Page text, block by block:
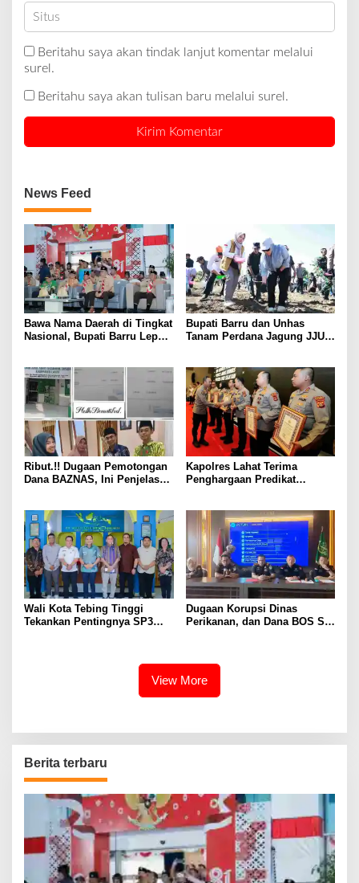
Beritahu saya akan tindak lanjut komentar melalui
surel.
Beritahu saya akan tulisan baru melalui surel.
News Feed
Bawa Nama Daerah di Tingkat
Nasional, Bupati Barru Lepas
Bupati Barru dan Unhas
Tanam Perdana Jagung JJUH,
Ribut.!! Dugaan Pemotongan
Dana BAZNAS, Ini Penjelasan
Kapolres Lahat Terima
Penghargaan Predikat
Wali Kota Tebing Tinggi
Tekankan Pentingnya SP3
Dugaan Korupsi Dinas
Perikanan, dan Dana BOS SD
View More
Berita terbaru